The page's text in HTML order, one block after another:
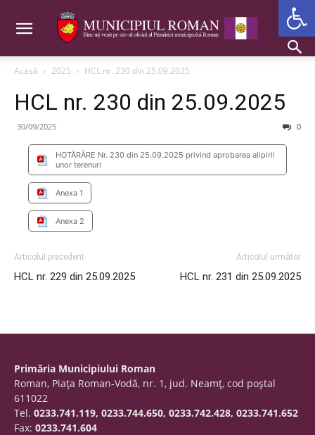
Acasă 2025 HCL nr. 230 din 25.09.2025
HCL nr. 230 din 25.09.2025
30/09/2025 0
HOTĂRÂRE Nr. 230 din 25.09.2025 privind aprobarea alipirii
unor terenuri
Anexa 1
Anexa 2
Articolul precedent
HCL nr. 229 din 25.09.2025
Articolul următor
HCL nr. 231 din 25.09.2025
Primăria Municipiului Roman
Roman, Piaţa Roman-Vodă, nr. 1, jud. Neamţ, cod poştal
611022
Tel. 0233.741.119, 0233.744.650, 0233.742.428, 0233.741.652
Fax: 0233.741.604